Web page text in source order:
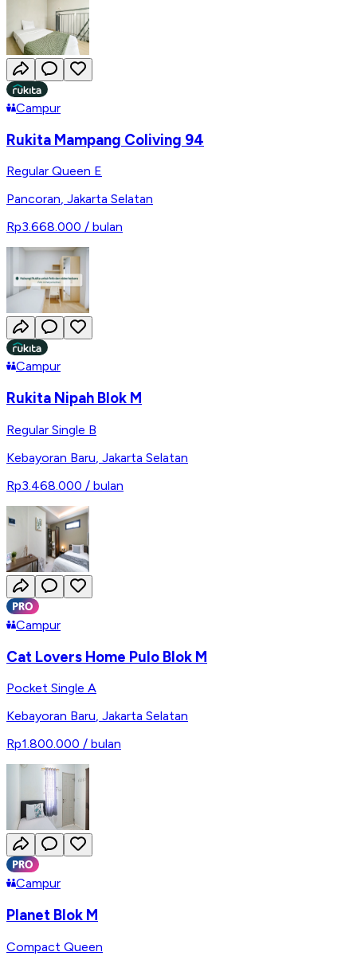
Campur
Rukita Mampang Coliving 94
Regular Queen E
Pancoran, Jakarta Selatan
Rp3.668.000 / bulan
Campur
Rukita Nipah Blok M
Regular Single B
Kebayoran Baru, Jakarta Selatan
Rp3.468.000 / bulan
Campur
Cat Lovers Home Pulo Blok M
Pocket Single A
Kebayoran Baru, Jakarta Selatan
Rp1.800.000 / bulan
Campur
Planet Blok M
Compact Queen